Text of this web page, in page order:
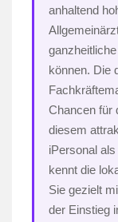
anhaltend
können. Die
Chancen für
diesem
iPersonal
kennt die
Sie gezielt
der Einstieg